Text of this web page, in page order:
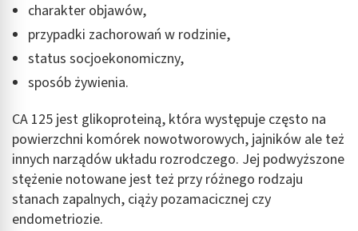
charakter objawów,
przypadki zachorowań w rodzinie,
status socjoekonomiczny,
sposób żywienia.
CA 125 jest glikoproteiną, która występuje często na
powierzchni komórek nowotworowych, jajników ale też
innych narządów układu rozrodczego. Jej podwyższone
stężenie notowane jest też przy różnego rodzaju
stanach zapalnych, ciąży pozamacicznej czy
endometriozie.